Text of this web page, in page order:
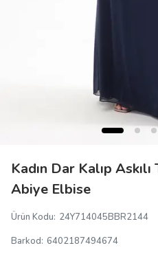
Kadın Dar Kalıp
Abiye Elbise
Ürün Kodu: 24Y714045BBR2144
Barkod: 6402187494674